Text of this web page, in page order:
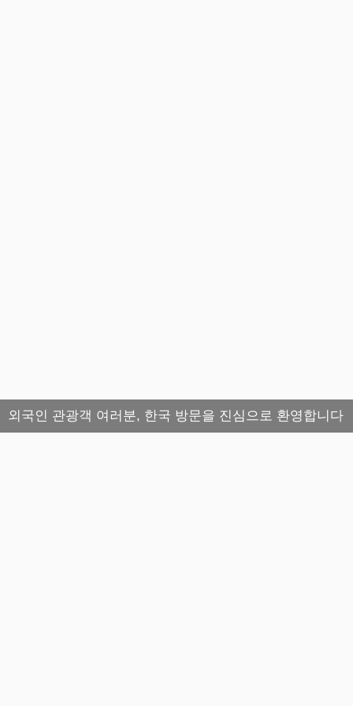
외국인 관광객 여러분, 한국 방문을 진심으로 환영합니다